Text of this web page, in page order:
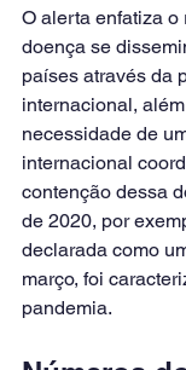
O alerta enfatiza o
doença se
países através da
internacional,
necessidade de
internacional
contenção dessa
de 2020, por
declarada como
março, foi
pandemia.